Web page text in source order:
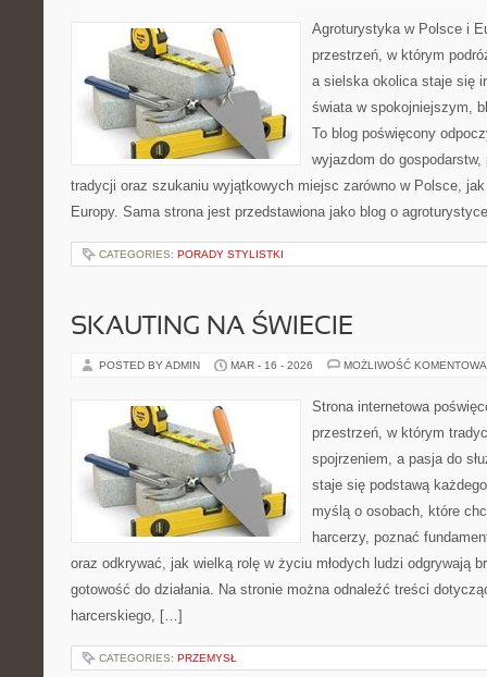
Agroturystyka w Polsce i
przestrzeń, w którym
a sielska okolica staje się
świata w spokojniejszym,
To blog poświęcony
wyjazdom do
tradycji oraz szukaniu wyjątkowych miejsc zarówno w Polsce,
Europy. Sama strona jest przedstawiona jako blog o
CATEGORIES: PORADY STYLISTKI
SKAUTING NA ŚWIECIE
POSTED BY ADMIN MAR - 16 - 2026 MOŻLIWOŚĆ
Strona internetowa
przestrzeń, w którym
spojrzeniem, a pasja do
staje się podstawą
myślą o osobach, które
harcerzy, poznać
oraz odkrywać, jak wielką rolę w życiu młodych ludzi odgrywają
gotowość do działania. Na stronie można odnaleźć treści
harcerskiego, […]
CATEGORIES: PRZEMYSŁ